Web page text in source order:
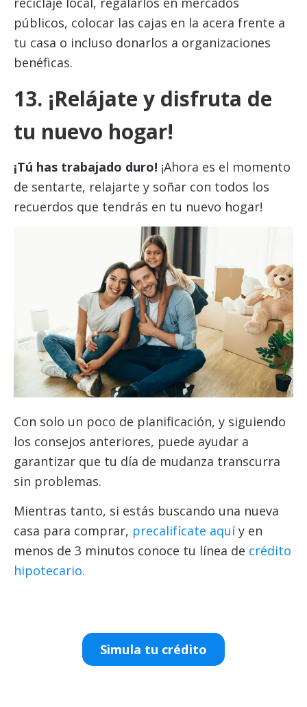
públicos, colocar las cajas en la acera frente a
tu casa o incluso donarlos a organizaciones
benéficas.
13. ¡Relájate y disfruta de
tu nuevo hogar!
¡Tú has trabajado duro! ¡Ahora es el momento
de sentarte, relajarte y soñar con todos los
recuerdos que tendrás en tu nuevo hogar!
Con solo un poco de planificación, y siguiendo
los consejos anteriores, puede ayudar a
garantizar que tu día de mudanza transcurra
sin problemas.
Mientras tanto, si estás buscando una nueva
casa para comprar, precalifícate aquíy en
menos de 3 minutos conoce tu línea de crédito
hipotecario.
Simula tu crédito